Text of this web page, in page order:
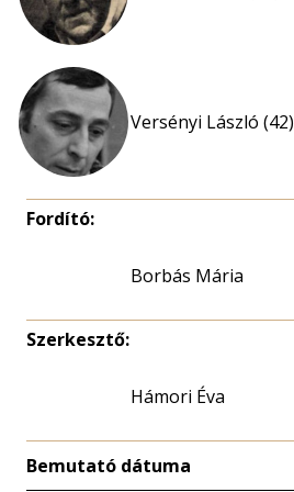
Versényi László (42)
Fordító:
Borbás Mária
Szerkesztő:
Hámori Éva
Bemutató dátuma